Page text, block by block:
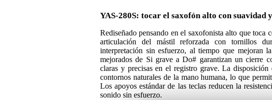
YAS-280S: tocar el saxofón alto con suavidad
Rediseñado pensando en el saxofonista alto que toca
articulación del mástil reforzada con tornillos
interpretación sin esfuerzo, al tiempo que mejoran
mejorados de Si grave a Do# garantizan un cierre
claras y precisas en el registro grave. La
contornos naturales de la mano humana, lo que
Los apoyos estándar de las teclas reducen la
sonido sin esfuerzo.